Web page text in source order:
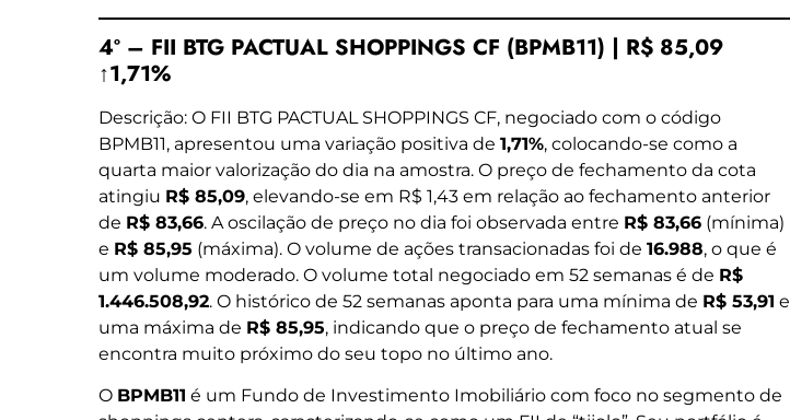
4º – FII BTG PACTUAL SHOPPINGS CF (BPMB11) | R$ 85,09
↑1,71%
Descrição: O FII BTG PACTUAL SHOPPINGS CF, negociado com o código
BPMB11, apresentou uma variação positiva de 1,71%, colocando-se como a
quarta maior valorização do dia na amostra. O preço de fechamento da cota
atingiu R$ 85,09, elevando-se em R$ 1,43 em relação ao fechamento anterior
de R$ 83,66. A oscilação de preço no dia foi observada entre R$ 83,66 (mínima)
e R$ 85,95 (máxima). O volume de ações transacionadas foi de 16.988, o que é
um volume moderado. O volume total negociado em 52 semanas é de R$
1.446.508,92. O histórico de 52 semanas aponta para uma mínima de R$ 53,91 e
uma máxima de R$ 85,95, indicando que o preço de fechamento atual se
encontra muito próximo do seu topo no último ano.
O BPMB11 é um Fundo de Investimento Imobiliário com foco no segmento de